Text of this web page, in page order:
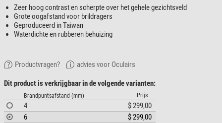
Zeer hoog contrast en scherpte over het gehele gezichtsveld
Grote oogafstand voor brildragers
Geproduceerd in Taiwan
Waterdichte en rubberen behuizing
Productvragen? advies voor Oculairs
Dit product is verkrijgbaar in de volgende varianten:
Brandpuntsafstand (mm) Prijs
4
$ 299,00
6
$ 299,00